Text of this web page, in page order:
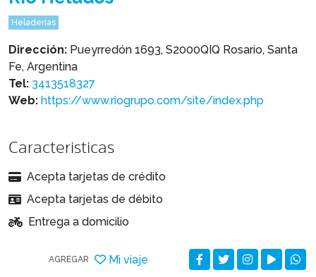
Heladerías
Dirección: Pueyrredón 1693, S2000QIQ Rosario, Santa
Fe, Argentina
Tel: 3413518327
Web: https://www.riogrupo.com/site/index.php
Caracteristicas
Acepta tarjetas de crédito
Acepta tarjetas de débito
Entrega a domicilio
AGREGAR Mi viaje